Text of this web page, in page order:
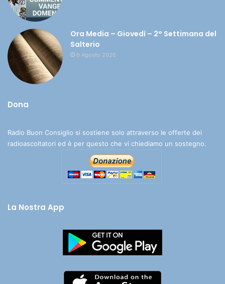
Ora Media – Giovedì – 2° Settimana del
Salterio
6 Agosto 2026
Dona
Radio Buon Consiglio si sostiene solo attraverso le offerte dei
radioascoltatori ed è per questo che vi chiediamo un sostegno.
La Nostra App